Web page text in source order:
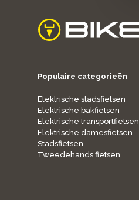
home
Populaire categorieën
Elektrische stadsfietsen
Elektrische bakfietsen
Elektrische transportfietsen
Elektrische damesfietsen
Stadsfietsen
Tweedehands fietsen